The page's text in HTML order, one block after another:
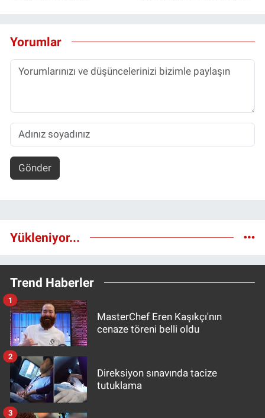
Yorumlar
Gönder
Yükleniyor...
Trend Haberler
MasterChef Eren Kaşıkçı'nın
cenaze töreni belli oldu
1
Direksiyon sınavında tacize
tutuklama
2
3